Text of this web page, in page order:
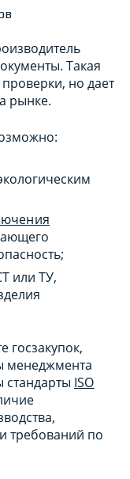
Такая
но дает
рынке.
или ТУ,
госзакупок,
менеджмента
стандарты ISO
требований по